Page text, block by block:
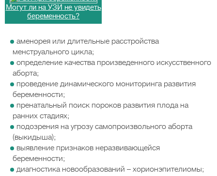
Могут ли на УЗИ не увидеть
беременность?
аменорея или длительные расстройства
менструального цикла;
определение качества произведенного искусственного
аборта;
проведение динамического мониторинга развития
беременности;
пренатальный поиск пороков развития плода на
ранних стадиях;
подозрения на угрозу самопроизвольного аборта
(выкидыша);
выявление признаков неразвивающейся
беременности;
диагностика новообразований – хорионэпителиомы;